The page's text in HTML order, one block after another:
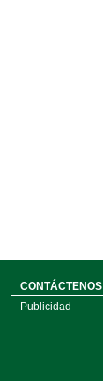
CONTÁCTENOS
Publicidad